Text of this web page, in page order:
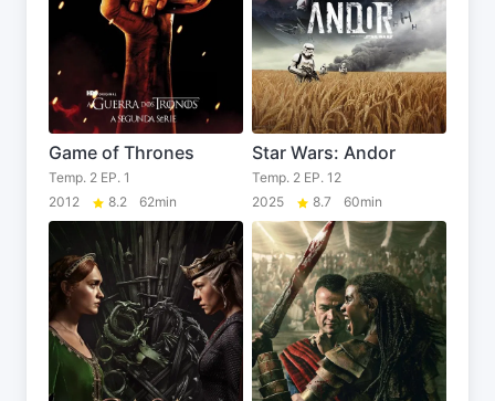
Game of Thrones
Temp. 2 EP. 1
2012
8.2 62min
Star Wars: Andor
Temp. 2 EP. 12
2025
8.7 60min